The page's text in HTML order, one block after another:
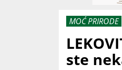
MOĆ PRIRODE
ste